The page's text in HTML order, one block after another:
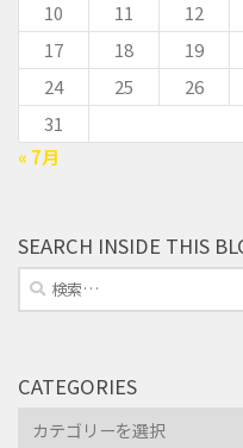
10 11 12
17
18 19
24
25 26
31
« 7月
SEARCH INSIDE THIS
検
索:
CATEGORIES
Categories